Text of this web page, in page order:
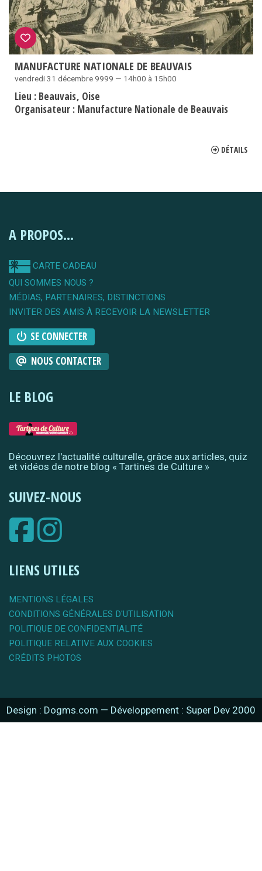
MANUFACTURE NATIONALE DE BEAUVAIS
vendredi 31 décembre 9999 — 14h00 à 15h00
Lieu : Beauvais Oise
Organisateur : Manufacture Nationale de Beauvais
DÉTAILS
A PROPOS...
CARTE CADEAU
QUI SOMMES NOUS ?
MÉDIAS, PARTENAIRES, DISTINCTIONS
INVITER DES AMIS À RECEVOIR LA NEWSLETTER
SE CONNECTER
NOUS CONTACTER
LE BLOG
Découvrez l'actualité culturelle, grâce aux articles, quiz
et vidéos de notre blog « Tartines de Culture »
SUIVEZ-NOUS
LIENS UTILES
MENTIONS LÉGALES
CONDITIONS GÉNÉRALES D'UTILISATION
POLITIQUE DE CONFIDENTIALITÉ
POLITIQUE RELATIVE AUX COOKIES
CRÉDITS PHOTOS
Design : Dogms.com — Développement : Super Dev 2000